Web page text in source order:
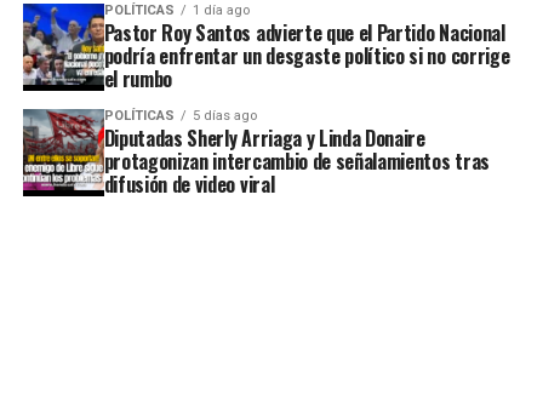
POLÍTICAS 1 día ago
Pastor Roy Santos advierte que el Partido Nacional
podría enfrentar un desgaste político si no corrige
el rumbo
POLÍTICAS 5 días ago
Diputadas Sherly Arriaga y Linda Donaire
protagonizan intercambio de señalamientos tras
difusión de video viral